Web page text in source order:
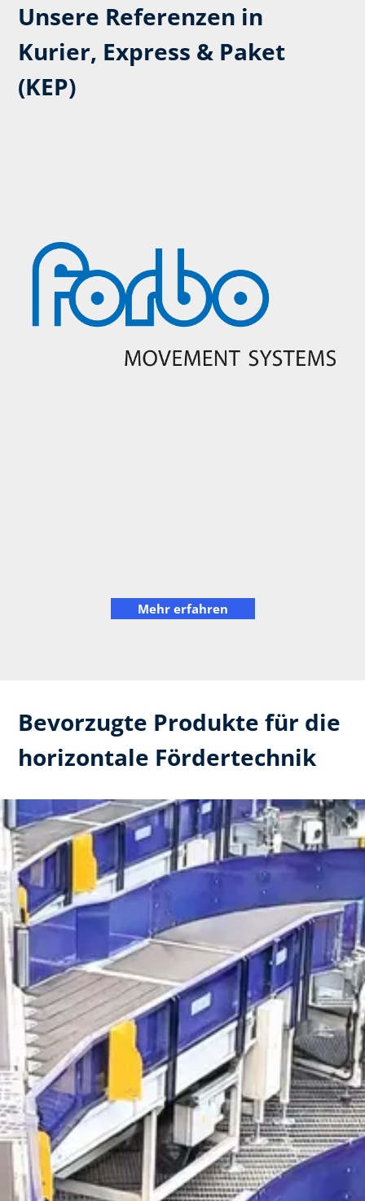
Unsere Referenzen in
Kurier, Express & Paket
(KEP)
Mehr erfahren
Bevorzugte Produkte für die
horizontale Fördertechnik